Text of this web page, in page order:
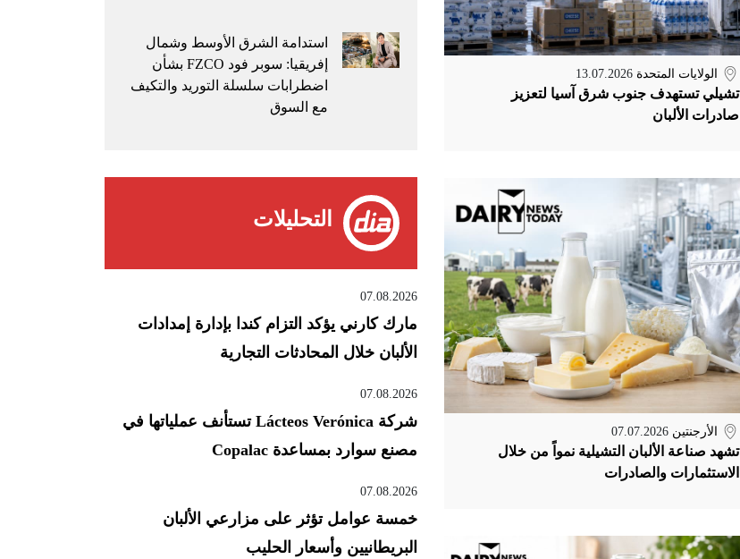
الولايات المتحدة 13.07.2026
تشيلي تستهدف جنوب شرق آسيا لتعزيز
صادرات الألبان
الأرجنتين 07.07.2026
تشهد صناعة الألبان التشيلية نمواً من خلال
الاستثمارات والصادرات
استدامة الشرق الأوسط وشمال
إفريقيا: سوبر فود FZCO بشأن
اضطرابات سلسلة التوريد والتكيف
مع السوق
التحليلات
07.08.2026
مارك كارني يؤكد التزام كندا بإدارة إمدادات
الألبان خلال المحادثات التجارية
07.08.2026
شركة Lácteos Verónica تستأنف عملياتها في
مصنع سوارد بمساعدة Copalac
07.08.2026
خمسة عوامل تؤثر على مزارعي الألبان
البريطانيين وأسعار الحليب